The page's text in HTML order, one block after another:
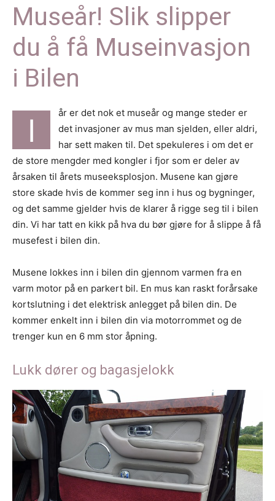
Museår! Slik slipper
du å få Museinvasjon
i Bilen
I
år er det nok et museår og mange steder er
det invasjoner av mus man sjelden, eller aldri,
har sett maken til. Det spekuleres i om det er
de store mengder med kongler i fjor som er deler av
årsaken til årets museeksplosjon. Musene kan gjøre
store skade hvis de kommer seg inn i hus og bygninger,
og det samme gjelder hvis de klarer å rigge seg til i bilen
din. Vi har tatt en kikk på hva du bør gjøre for å slippe å få
musefest i bilen din.
Musene lokkes inn i bilen din gjennom varmen fra en
varm motor på en parkert bil. En mus kan raskt forårsake
kortslutning i det elektrisk anlegget på bilen din. De
kommer enkelt inn i bilen din via motorrommet og de
trenger kun en 6 mm stor åpning.
Lukk dører og bagasjelokk